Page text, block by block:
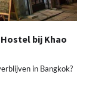
bij Khao
in Bangkok?